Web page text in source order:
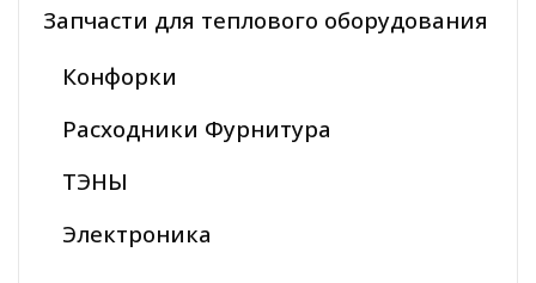
Запчасти для теплового оборудования
Конфорки
Расходники Фурнитура
ТЭНЫ
Электроника